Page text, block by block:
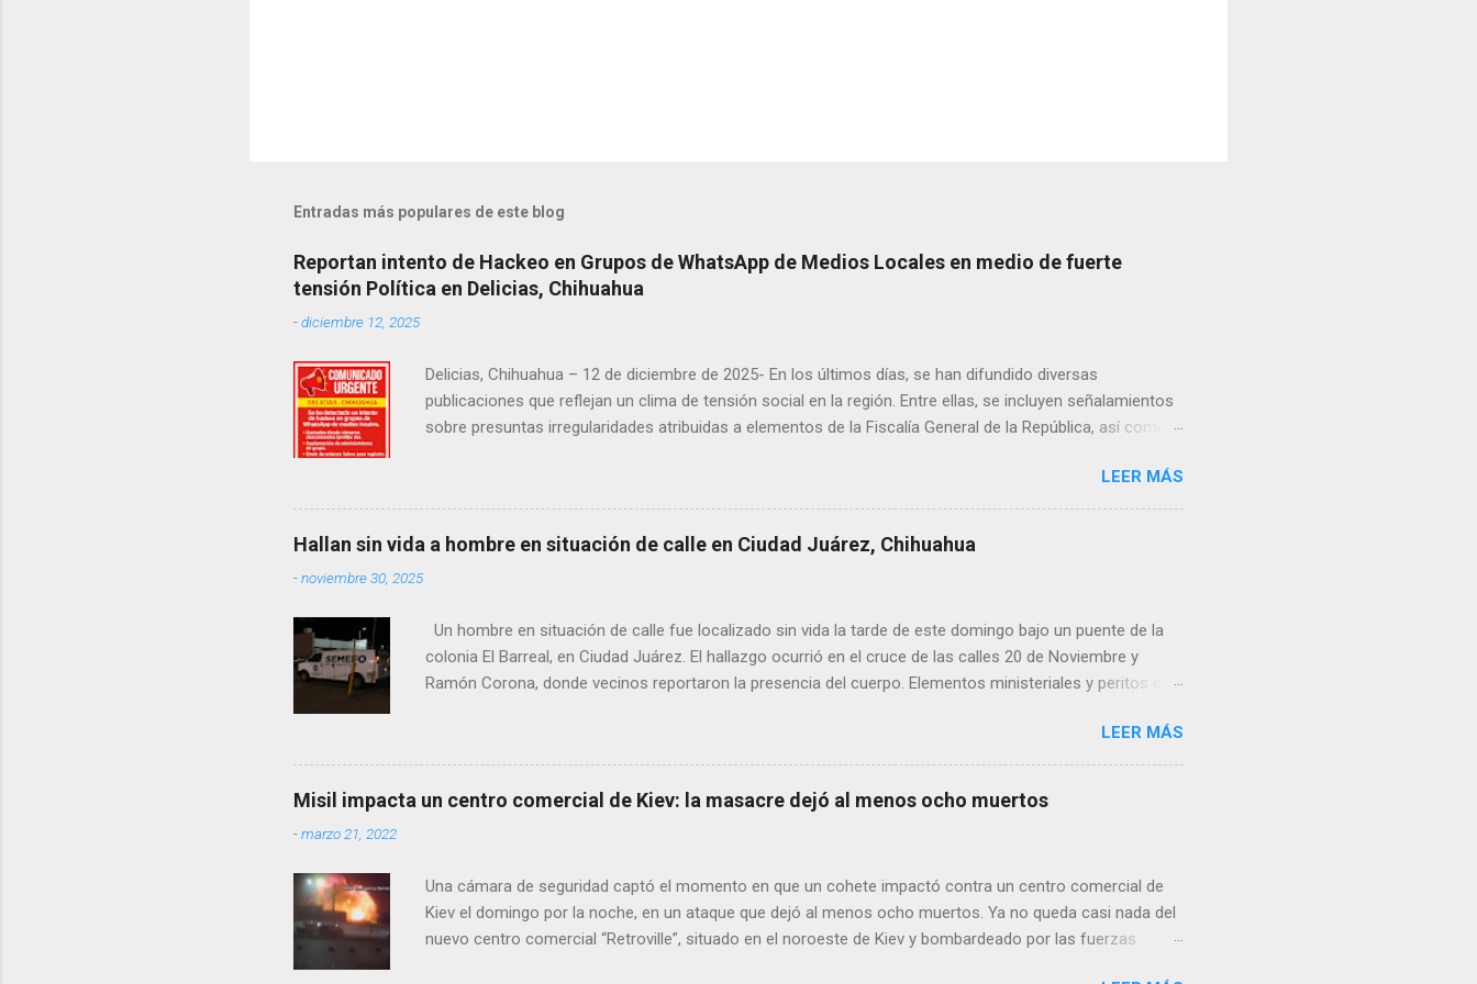
Entradas más populares de este blog
Reportan intento de Hackeo en Grupos de WhatsApp de Medios Locales en medio de fuerte
tensión Política en Delicias, Chihuahua
-diciembre 12, 2025
Delicias, Chihuahua – 12 de diciembre de 2025- En los últimos días, se han difundido diversas
publicaciones que reflejan un clima de tensión social en la región. Entre ellas, se incluyen señalamientos
sobre presuntas irregularidades atribuidas a elementos de la Fiscalía General de la República, así como
la senadora Andrea Chávez, se registraron protestas en las que se colocaron lonas con imágenes de la
legisladora y del senador Adán Augusto López, acompañadas de mensajes de inconformidad. En este
contexto de alta circulación informativa, se ha detectado un intento de hackeo que ya afectó a
seguidores de dos medios locales de Delicias a través de grupos de WhatsApp administrados por
los grupos y pregun...
LEER MÁS
Hallan sin vida a hombre en situación de calle en Ciudad Juárez, Chihuahua
-noviembre 30, 2025
Un hombre en situación de calle fue localizado sin vida la tarde de este domingo bajo un puente de la
colonia El Barreal, en Ciudad Juárez. El hallazgo ocurrió en el cruce de las calles 20 de Noviembre y
Ramón Corona, donde vecinos reportaron la presencia del cuerpo. Elementos ministeriales y peritos de
zona señalaron que el hombre solía pernoctar en ese lugar, aunque desconocen su identidad.LEER MÁS
Misil impacta un centro comercial de Kiev: la masacre dejó al menos ocho muertos
-marzo 21, 2022
Una cámara de seguridad captó el momento en que un cohete impactó contra un centro comercial de
Kiev el domingo por la noche, en un ataque que dejó al menos ocho muertos. Ya no queda casi nada del
nuevo centro comercial “Retroville”, situado en el noroeste de Kiev y bombardeado por las fuerzas